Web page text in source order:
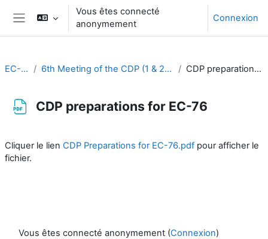
Passer au contenu principal
Panneau latéral
Vous êtes connecté
anonymement
Connexion
EC-CDP 6th Meeting of the CDP (1 & 2 November 2022) CDP preparations for EC-76
CDP preparations for EC-76
Cliquer le lien CDP Preparations for EC-76.pdf pour afficher le
fichier.
Vous êtes connecté anonymement (Connexion)